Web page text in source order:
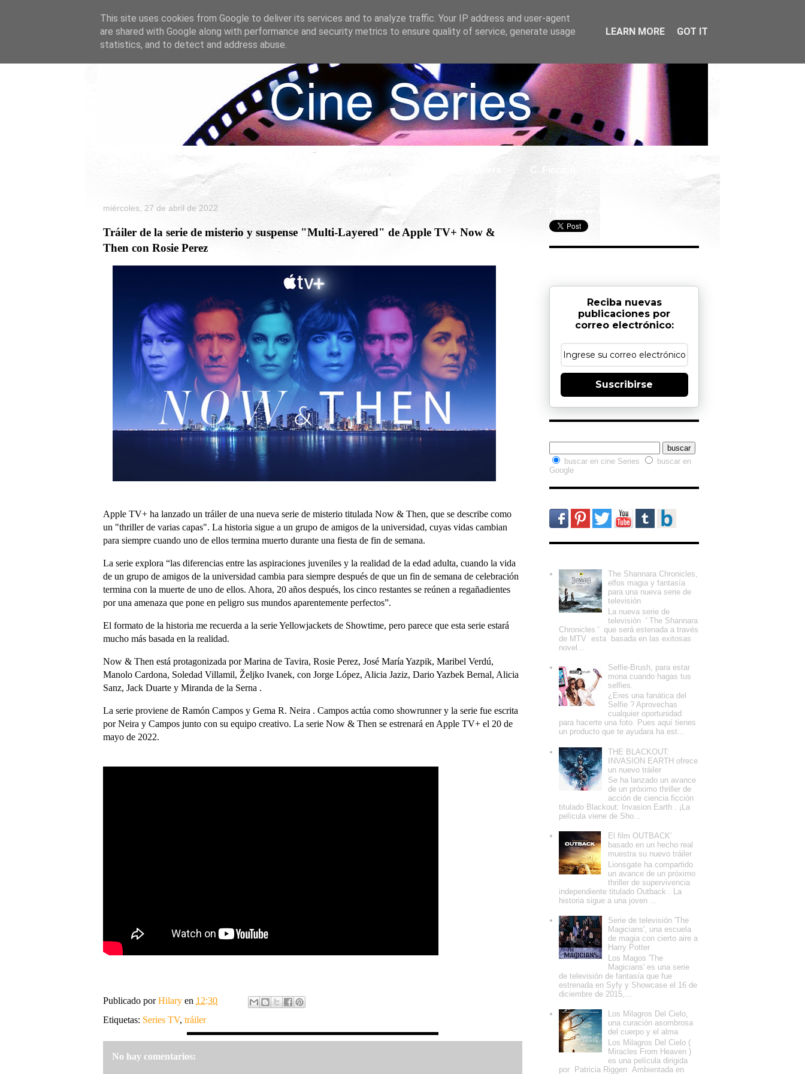
C. Ficción
miércoles, 27 de abril de 2022
Tráiler de la serie de misterio y suspense "Multi-Layered" de Apple TV+ Now &
Then con Rosie Perez
Apple TV+ ha lanzado un tráiler de una nueva serie de misterio titulada Now & Then, que se describe como
un "thriller de varias capas". La historia sigue a un grupo de amigos de la universidad, cuyas vidas cambian
para siempre cuando uno de ellos termina muerto durante una fiesta de fin de semana.
La serie explora “las diferencias entre las aspiraciones juveniles y la realidad de la edad adulta, cuando la vida
de un grupo de amigos de la universidad cambia para siempre después de que un fin de semana de celebración
termina con la muerte de uno de ellos. Ahora, 20 años después, los cinco restantes se reúnen a regañadientes
por una amenaza que pone en peligro sus mundos aparentemente perfectos”.
El formato de la historia me recuerda a la serie Yellowjackets de Showtime, pero parece que esta serie estará
mucho más basada en la realidad.
Now & Then está protagonizada por Marina de Tavira, Rosie Perez, José María Yazpik, Maribel Verdú,
Manolo Cardona, Soledad Villamil, Željko Ivanek, con Jorge López, Alicia Jaziz, Dario Yazbek Bernal, Alicia
Sanz, Jack Duarte y Miranda de la Serna .
La serie proviene de Ramón Campos y Gema R. Neira . Campos actúa como showrunner y la serie fue escrita
por Neira y Campos junto con su equipo creativo. La serie Now & Then se estrenará en Apple TV+ el 20 de
mayo de 2022.
Publicado porHilary en 12:30
Etiquetas: Series TV, tráiler
No hay comentarios:
Reciba nuevas
publicaciones por
correo electrónico:
Suscribirse
buscar en cine Series
buscar en
Google
The Shannara Chronicles,
elfos magia y fantasía
para una nueva serie de
televisión
La nueva serie de
televisión ' The Shannara
Chronicles ' que será estenada a través
de MTV esta basada en las exitosas
novel...
Selfie-Brush, para estar
mona cuando hagas tus
selfies.
¿Eres una fanática del
Selfie ? Aprovechas
cualquier oportunidad
para hacerte una foto. Pues aquí tienes
un producto que te ayudara ha est...
THE BLACKOUT:
INVASION EARTH ofrece
un nuevo tráiler
Se ha lanzado un avance
de un próximo thriller de
acción de ciencia ficción
titulado Blackout: Invasion Earth . ¡La
película viene de Sho...
El film OUTBACK'
basado en un hecho real
muestra su nuevo tráiler
Lionsgate ha compartido
un avance de un próximo
thriller de supervivencia
independiente titulado Outback . La
historia sigue a una joven ...
Serie de televisión 'The
Magicians', una escuela
de magia con cierto aire a
Harry Potter
Los Magos 'The
Magicians' es una serie
de televisión de fantasía que fue
estrenada en Syfy y Showcase el 16 de
diciembre de 2015,...
Los Milagros Del Cielo,
una curación asombrosa
del cuerpo y el alma
Los Milagros Del Cielo (
Miracles From Heaven )
es una película dirigida
por Patricia Riggen Ambientada en
This site uses cookies from Google to deliver its services and to analyze traffic. Your IP address and user-agent
are shared with Google along with performance and security metrics to ensure quality of service, generate usage
statistics, and to detect and address abuse.
LEARN MORE GOT IT